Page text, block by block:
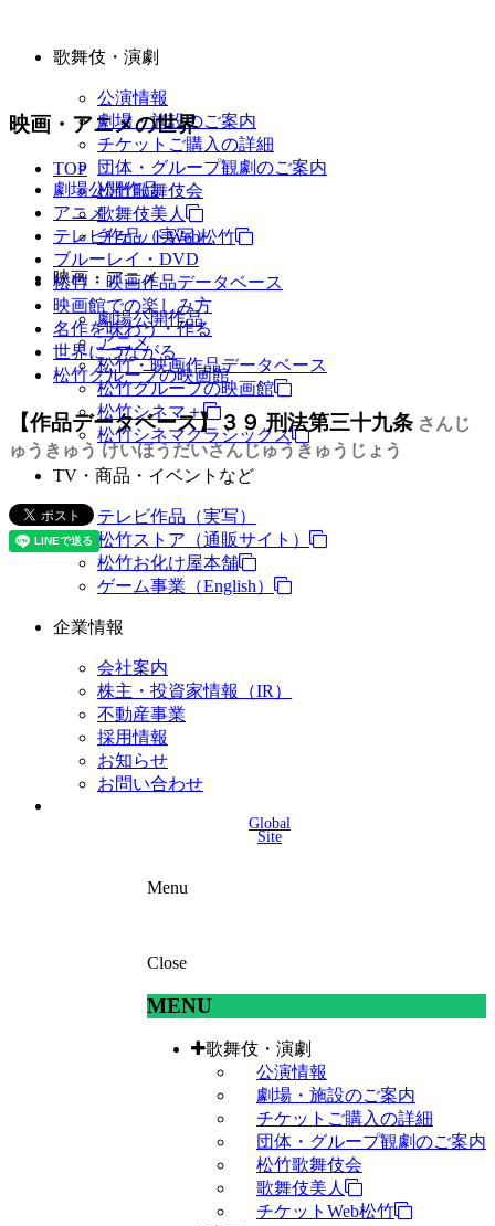
歌舞伎・演劇
公演情報
劇場・施設のご案内
チケットご購入の詳細
団体・グループ観劇のご案内
松竹歌舞伎会
歌舞伎美人
チケットWeb松竹
映画・アニメ
劇場公開作品
アニメ
松竹・映画作品データベース
松竹グループの映画館
松竹シネマ＋
松竹シネマクラシックス
TV・商品・イベントなど
テレビ作品（実写）
松竹ストア（通販サイト）
松竹お化け屋本舗
ゲーム事業（English）
企業情報
会社案内
株主・投資家情報（IR）
不動産事業
採用情報
お知らせ
お問い合わせ
Global
Site
Menu
Close
MENU
歌舞伎・演劇
公演情報
劇場・施設のご案内
チケットご購入の詳細
団体・グループ観劇のご案内
松竹歌舞伎会
歌舞伎美人
チケットWeb松竹
映画・アニメの世界
TOP
劇場公開作品
アニメ
テレビ作品（実写）
ブルーレイ・DVD
松竹・映画作品データベース
映画館での楽しみ方
名作を味わう・作る
世界につながる
松竹グループの映画館
【作品データベース】３９ 刑法第三十九条 さんじ
ゅうきゅう けいほうだいさんじゅうきゅうじょう